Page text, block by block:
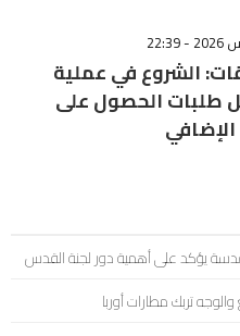
الشروع في عملية
طلبات الحصول على
يؤكد على أهمية دور لجنة القدس
تربك مطارات أوربا